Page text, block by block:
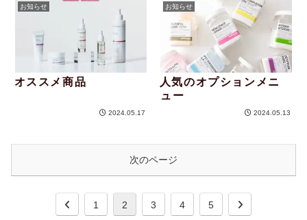
お知らせ
オススメ商品
2024.05.17
お知らせ
人気のオプションメニ
ュー
2024.05.13
次のページ
1 2 3 4 5